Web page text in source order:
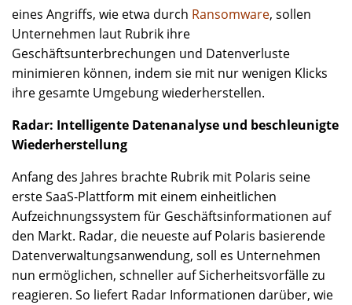
eines Angriffs, wie etwa durch Ransomware, sollen
Unternehmen laut Rubrik ihre
Geschäftsunterbrechungen und Datenverluste
minimieren können, indem sie mit nur wenigen Klicks
ihre gesamte Umgebung wiederherstellen.
Radar: Intelligente Datenanalyse und beschleunigte
Wiederherstellung
Anfang des Jahres brachte Rubrik mit Polaris seine
erste SaaS-Plattform mit einem einheitlichen
Aufzeichnungssystem für Geschäftsinformationen auf
den Markt. Radar, die neueste auf Polaris basierende
Datenverwaltungsanwendung, soll es Unternehmen
nun ermöglichen, schneller auf Sicherheitsvorfälle zu
reagieren. So liefert Radar Informationen darüber, wie